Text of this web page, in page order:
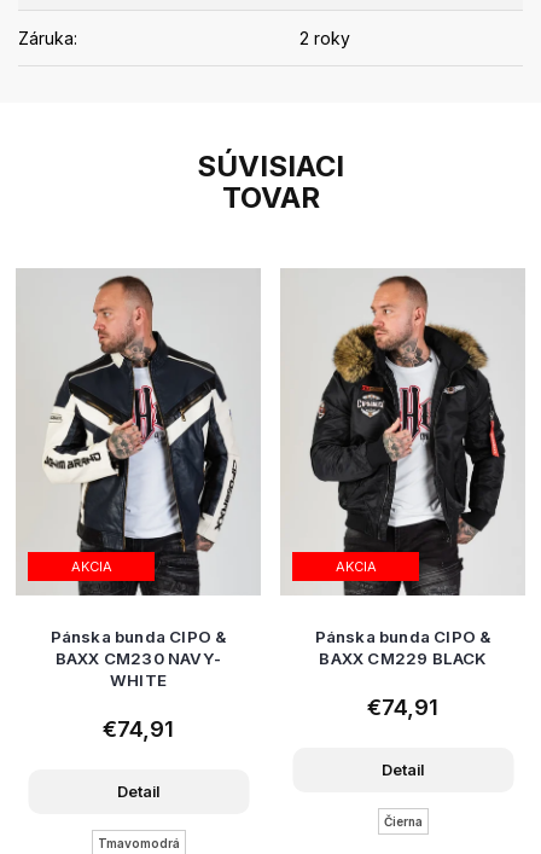
SÚVISIACI
TOVAR
AKCIA
Pánska bunda CIPO &
BAXX CM230 NAVY-
WHITE
€74,91
Detail
Tmavomodrá
AKCIA
Pánska bunda CIPO &
BAXX CM229 BLACK
€74,91
Detail
Čierna
Záruka: 2 roky